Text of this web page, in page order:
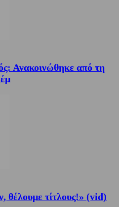
Ανακοινώθηκε από τη
θέλουμε τίτλους!» (vid)